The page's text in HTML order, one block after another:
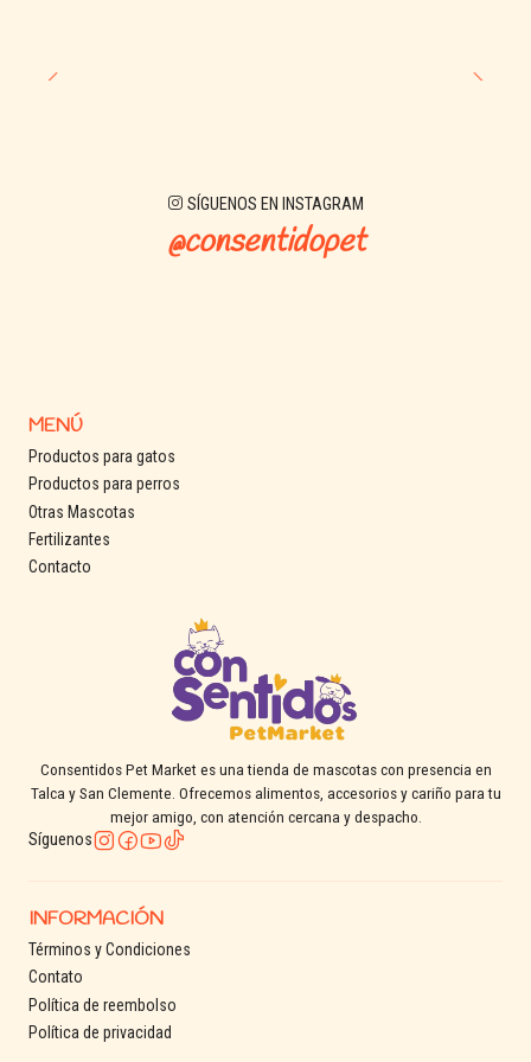
SÍGUENOS EN INSTAGRAM
@consentidopet
MENÚ
Productos para gatos
Productos para perros
Otras Mascotas
Fertilizantes
Contacto
Consentidos Pet Market es una tienda de mascotas con presencia en
Talca y San Clemente. Ofrecemos alimentos, accesorios y cariño para tu
mejor amigo, con atención cercana y despacho.
Síguenos
INFORMACIÓN
Términos y Condiciones
Contato
Política de reembolso
Política de privacidad